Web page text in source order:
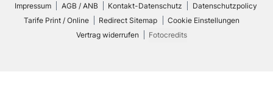
Impressum AGB / ANB Kontakt-Datenschutz
Datenschutzpolicy
Tarife Print / Online
Redirect Sitemap
Cookie Einstellungen
Vertrag widerrufen
Fotocredits